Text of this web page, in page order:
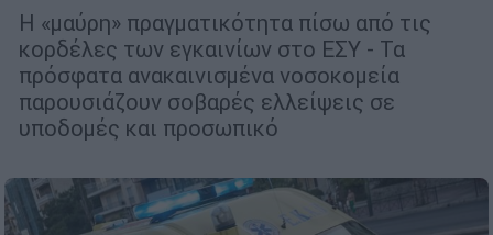
Η «μαύρη» πραγματικότητα πίσω από τις
κορδέλες των εγκαινίων στο ΕΣΥ - Τα
πρόσφατα ανακαινισμένα νοσοκομεία
παρουσιάζουν σοβαρές ελλείψεις σε
υποδομές και προσωπικό